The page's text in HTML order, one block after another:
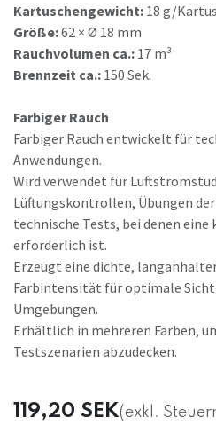
Kartuschengewicht: 18 g/
Größe:62 × Ø 18 mm
Rauchvolumen ca.: 17 m³
Brennzeit ca.: 150 Sek.
Farbiger Rauch
Farbiger Rauch entwickelt für
Anwendungen.
Wird verwendet für
Lüftungskontrollen, Übungen
technische Tests, bei denen eine
erforderlich ist.
Erzeugt eine dichte,
Farbintensität für optimale
Umgebungen.
Erhältlich in mehreren Farben,
Testszenarien abzudecken.
119,20 SEK(exkl.